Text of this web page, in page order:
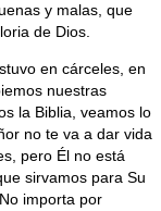
y malas, que
de Dios.
en cárceles, en
nuestras
la Biblia, veamos lo
no te va a dar vida
pero Él no está
sirvamos para Su
importa por